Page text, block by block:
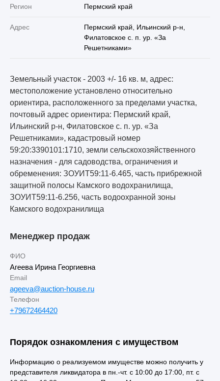
Регион Пермский край
Адрес
Пермский край, Ильинский р-н,
Филатовское с. п. ур. «За
Решетниками»
Земельный участок - 2003 +/- 16 кв. м, адрес:
местоположение установлено относительно
ориентира, расположенного за пределами участка,
почтовый адрес ориентира: Пермский край,
Ильинский р-н, Филатовское с. п. ур. «За
Решетниками», кадастровый номер
59:20:3390101:1710, земли сельскохозяйственного
назначения - для садоводства, ограничения и
обременения: ЗОУИТ59:11-6.465, часть прибрежной
защитной полосы Камского водохранилища,
ЗОУИТ59:11-6.256, часть водоохранной зоны
Камского водохранилища
Менеджер продаж
ФИО
Агеева Ирина Георгиевна
Email
ageeva@auction-house.ru
Телефон
+79672464420
Порядок ознакомления с имуществом
Информацию о реализуемом имуществе можно получить у
представителя ликвидатора в пн.-чт. с 10:00 до 17:00, пт. с